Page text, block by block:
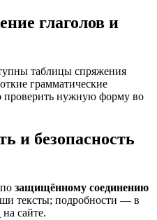
глаголов и
таблицы спряжения
грамматические
проверить нужную форму во
и безопасность
защищённому соединению
тексты; подробности — в
на сайте.